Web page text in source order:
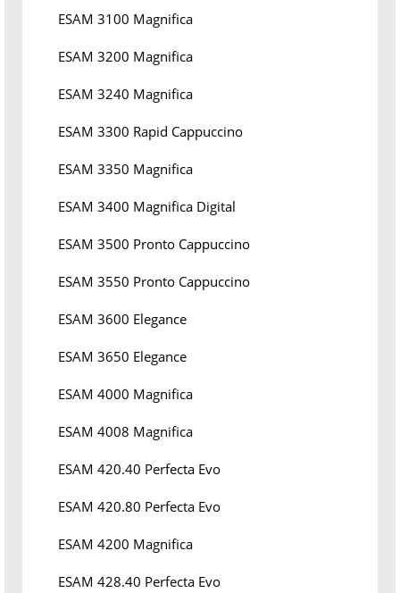
ESAM 3100 Magnifica
ESAM 3200 Magnifica
ESAM 3240 Magnifica
ESAM 3300 Rapid Cappuccino
ESAM 3350 Magnifica
ESAM 3400 Magnifica Digital
ESAM 3500 Pronto Cappuccino
ESAM 3550 Pronto Cappuccino
ESAM 3600 Elegance
ESAM 3650 Elegance
ESAM 4000 Magnifica
ESAM 4008 Magnifica
ESAM 420.40 Perfecta Evo
ESAM 420.80 Perfecta Evo
ESAM 4200 Magnifica
ESAM 428.40 Perfecta Evo